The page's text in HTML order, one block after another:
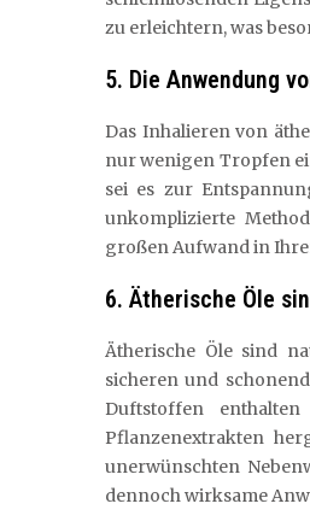
zu erleichtern, was
5. Die Anwendung
Das Inhalieren von
nur wenigen Tropfen
sei es zur
unkomplizierte
großen Aufwand in
6. Ätherische Öle
Ätherische Öle sind
sicheren und
Duftstoffen
Pflanzenextrakten
unerwünschten
dennoch wirksame